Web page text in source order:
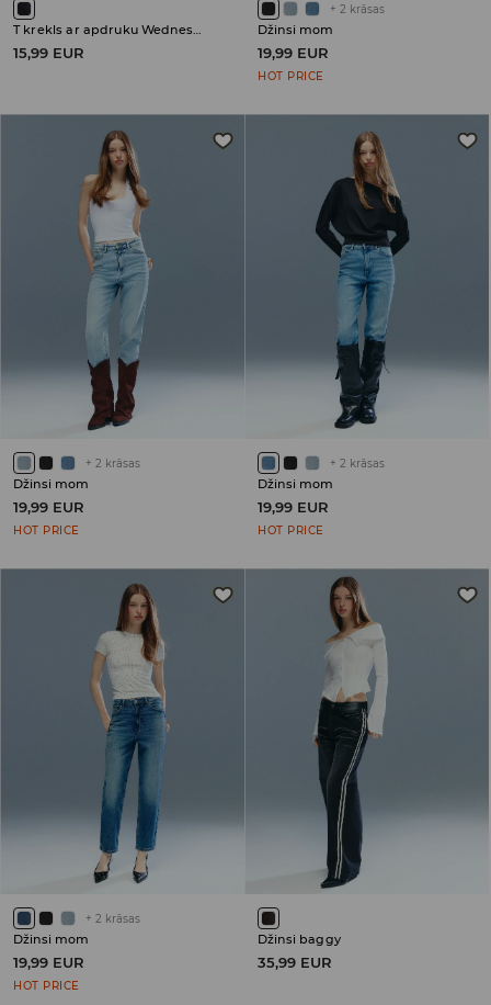
15,99 EUR
+ 2 krāsas
Džinsi mom
19,99 EUR
HOT PRICE
+ 2 krāsas
Džinsi mom
19,99 EUR
HOT PRICE
+ 2 krāsas
Džinsi mom
19,99 EUR
HOT PRICE
+ 2 krāsas
Džinsi mom
19,99 EUR
HOT PRICE
Džinsi baggy
35,99 EUR